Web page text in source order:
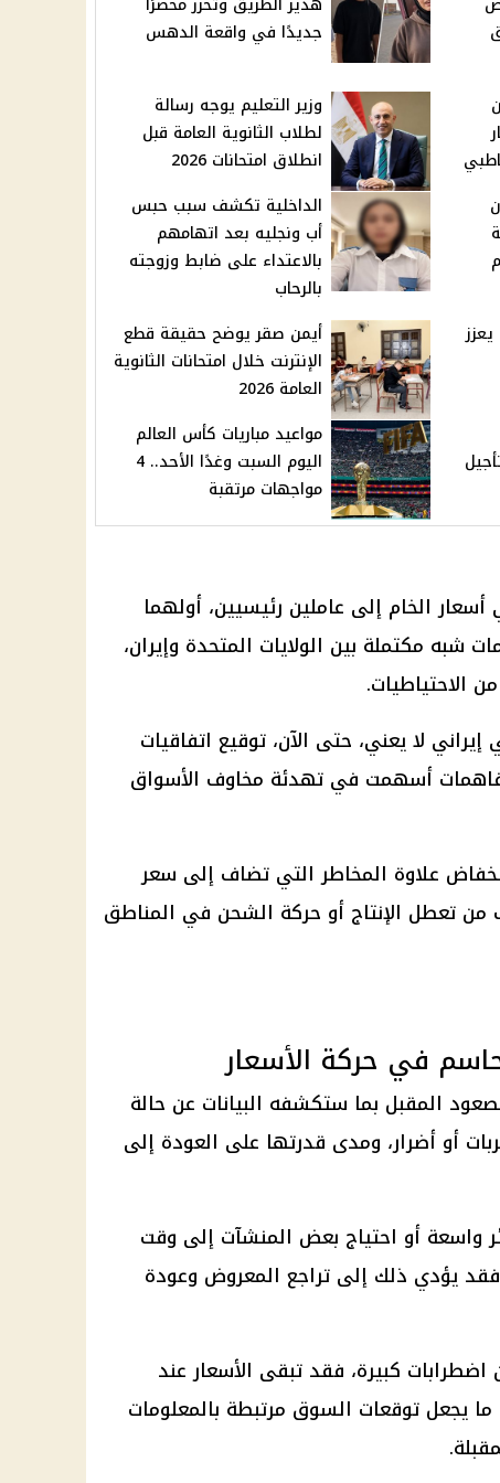
جديدًا في واقعة الدهس
وزير التعليم يوجه رسالة
لطلاب الثانوية العامة قبل
انطلاق امتحانات 2026
الداخلية تكشف سبب حبس
أب ونجليه بعد اتهامهم
بالاعتداء على ضابط وزوجته
بالرحاب
أيمن صقر يوضح حقيقة قطع
الإنترنت خلال امتحانات الثانوية
العامة 2026
مواعيد مباريات كأس العالم
اليوم السبت وغدًا الأحد.. 4
مواجهات مرتقبة
الخام إلى عاملين رئيسيين، أولهما
شبه مكتملة بين الولايات المتحدة وإيران،
الاحتياطيات.
لا يعني، حتى الآن، توقيع اتفاقيات
تفاهمات أسهمت في تهدئة مخاوف الأسواق
علاوة المخاطر التي تضاف إلى سعر
من تعطل الإنتاج أو حركة الشحن في المناطق
في حركة الأسعار
المقبل بما ستكشفه البيانات عن حالة
أو أضرار، ومدى قدرتها على العودة إلى
واسعة أو احتياج بعض المنشآت إلى وقت
فقد يؤدي ذلك إلى تراجع المعروض وعودة
كبيرة، فقد تبقى الأسعار عند
من نطاق 100 دولار، ما يجعل توقعات السوق مرتبطة بالمعلومات